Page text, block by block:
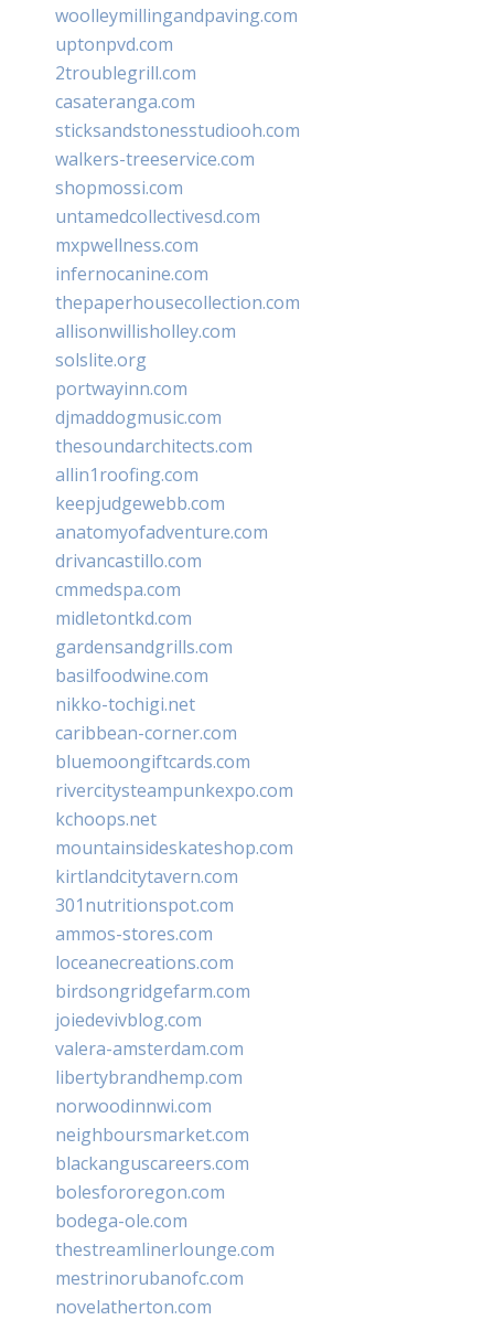
woolleymillingandpaving.com
uptonpvd.com
2troublegrill.com
casateranga.com
sticksandstonesstudiooh.com
walkers-treeservice.com
shopmossi.com
untamedcollectivesd.com
mxpwellness.com
infernocanine.com
thepaperhousecollection.com
allisonwillisholley.com
solslite.org
portwayinn.com
djmaddogmusic.com
thesoundarchitects.com
allin1roofing.com
keepjudgewebb.com
anatomyofadventure.com
drivancastillo.com
cmmedspa.com
midletontkd.com
gardensandgrills.com
basilfoodwine.com
nikko-tochigi.net
caribbean-corner.com
bluemoongiftcards.com
rivercitysteampunkexpo.com
kchoops.net
mountainsideskateshop.com
kirtlandcitytavern.com
301nutritionspot.com
ammos-stores.com
loceanecreations.com
birdsongridgefarm.com
joiedevivblog.com
valera-amsterdam.com
libertybrandhemp.com
norwoodinnwi.com
neighboursmarket.com
blackanguscareers.com
bolesfororegon.com
bodega-ole.com
thestreamlinerlounge.com
mestrinorubanofc.com
novelatherton.com